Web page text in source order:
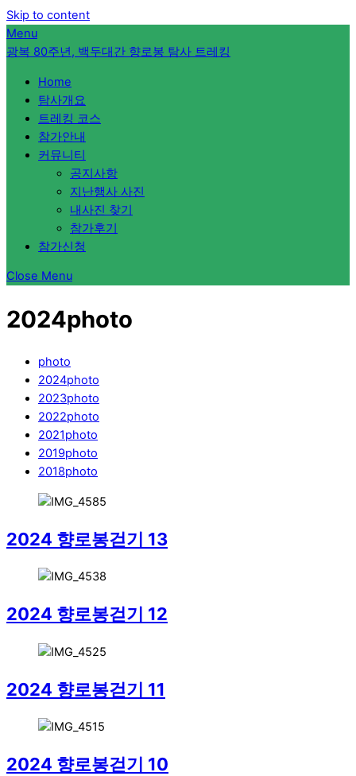
Skip to content
Menu
광복 80주년, 백두대간 향로봉 탐사 트레킹
Home
탐사개요
트레킹 코스
참가안내
커뮤니티
공지사항
지난행사 사진
내사진 찾기
참가후기
참가신청
Close Menu
2024photo
photo
2024photo
2023photo
2022photo
2021photo
2019photo
2018photo
2024 향로봉걷기 13
2024 향로봉걷기 12
2024 향로봉걷기 11
2024 향로봉걷기 10